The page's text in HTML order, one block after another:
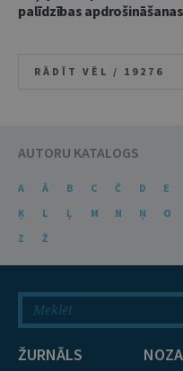
palīdzības
RĀDĪT VĒL / 19276
AUTORU KATALOGS
A Ā B C Č D E
Ķ
L Ļ M N Ņ O
Z
Ž
ŽURNĀLS